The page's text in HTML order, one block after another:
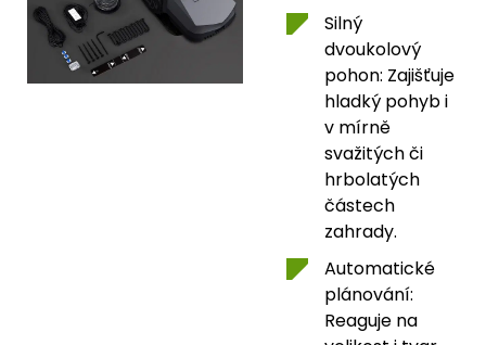
Silný
dvoukolový
pohon: Zajišťuje
hladký pohyb i
v mírně
svažitých či
hrbolatých
částech
zahrady.
Automatické
plánování:
Reaguje na